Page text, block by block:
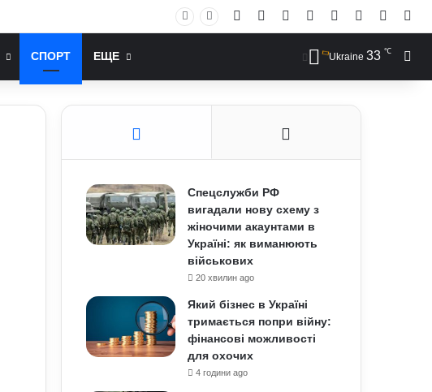
Facebook YouTubeInstagram
RSS Log In
СПОРТ ЕЩЕ Ukraine 33 ℃
Спецслужби РФ
вигадали нову схему з
жіночими акаунтами в
Україні: як виманюють
військових
20 хвилин ago
Який бізнес в Україні
тримається попри війну:
фінансові можливості
для охочих
4 години ago